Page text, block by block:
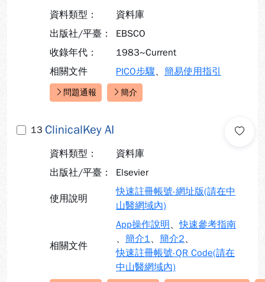
資料類型：
資料庫
出版社/平臺：
EBSCO
收錄年代：
1983~Current
相關文件
PICO步驟、 簡易使用指引
快速連結：
問題通報 簡介
13 ClinicalKey AI
資料類型：
資料庫
出版社/平臺：
Elsevier
使用說明
快速註冊帳號-網址版(請在中
山醫網域內)
相關文件
App操作說明、快速參考指南
、 簡介1、 簡介2、
快速註冊帳號-QR Code(請在
中山醫網域內)